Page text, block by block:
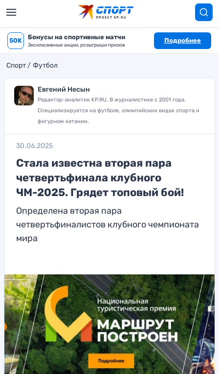
50K Бонусы на спортивные матчи
Эксклюзивные акции, розыгрыши призов
Подробнее
Спорт Футбол
Евгений Несын
Редактор-аналитик KP.RU. В журналистике с 2001 года.
Специализируется на футболе, олимпийских видах спорта и
фигурном катании.
30.06.2025
Стала известна вторая пара
четвертьфинала клубного
ЧМ-2025. Грядет топовый бой!
Определена вторая пара
четвертьфиналистов клубного чемпионата
мира